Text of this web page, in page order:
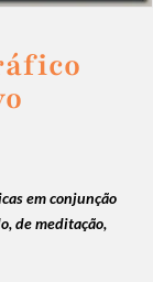
em conjunção
de meditação,